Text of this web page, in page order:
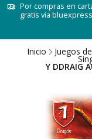
Por compras en
gratis via
Inicio Juegos
Y DDRAIG